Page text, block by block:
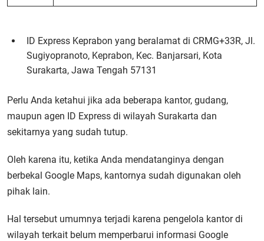
ID Express Keprabon yang beralamat di CRMG+33R, Jl.
Sugiyopranoto, Keprabon, Kec. Banjarsari, Kota
Surakarta, Jawa Tengah 57131
Perlu Anda ketahui jika ada beberapa kantor, gudang,
maupun agen ID Express di wilayah Surakarta dan
sekitarnya yang sudah tutup.
Oleh karena itu, ketika Anda mendatanginya dengan
berbekal Google Maps, kantornya sudah digunakan oleh
pihak lain.
Hal tersebut umumnya terjadi karena pengelola kantor di
wilayah terkait belum memperbarui informasi Google